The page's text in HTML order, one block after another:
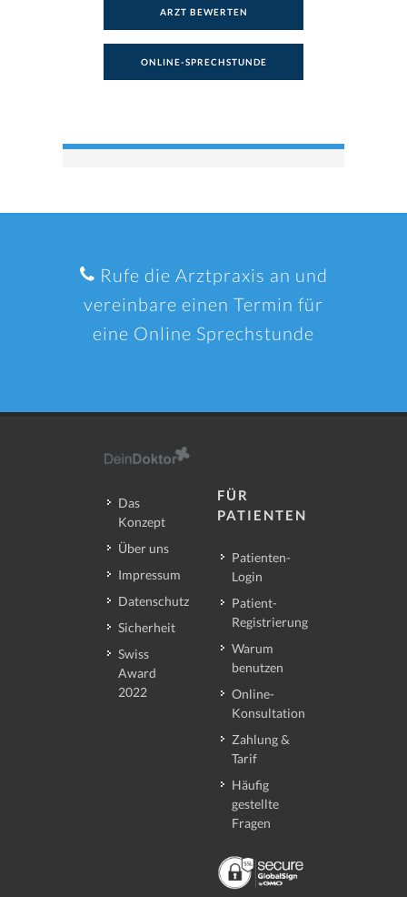
ARZT BEWERTEN
ONLINE-SPRECHSTUNDE
Rufe die Arztpraxis an und
vereinbare einen Termin für
eine Online Sprechstunde
Das
Konzept
Über uns
Impressum
Datenschutz
Sicherheit
Swiss
Award
2022
FÜR
PATIENTEN
Patienten-
Login
Patient-
Registrierung
Warum
benutzen
Online-
Konsultation
Zahlung &
Tarif
Häufig
gestellte
Fragen